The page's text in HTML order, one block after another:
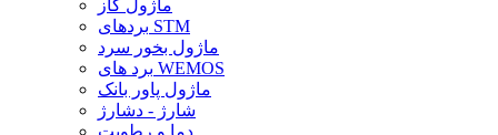
ماژول گاز
بردهای STM
ماژول بخور سرد
برد های WEMOS
ماژول پاور بانک
شارژ - دشارژ